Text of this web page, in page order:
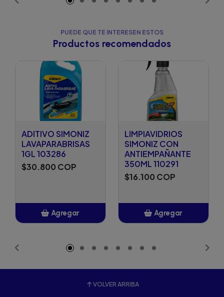
PUEDE QUE TE INTERESEN ESTOS
Productos recomendados
ADITIVO SIMONIZ
LAVAPARABRISAS
1GL 103286
$30.800 COP
Agregar
LIMPIAVIDRIOS
SIMONIZ CON
ANTIEMPAÑANTE
350ML 110291
$16.100 COP
Agregar
VOLVER ARRIBA